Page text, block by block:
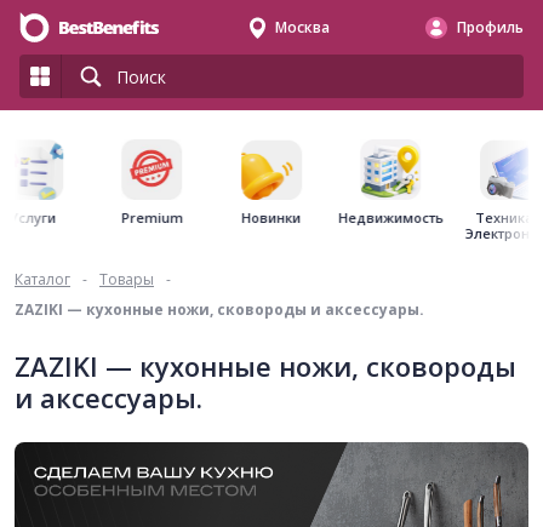
Москва Профиль
Услуги Premium Новинки Недвижимость
Техника
Каталог - Товары
-
ZAZIKI — кухонные ножи, сковороды и аксессуары.
ZAZIKI — кухонные ножи, сковороды
и аксессуары.